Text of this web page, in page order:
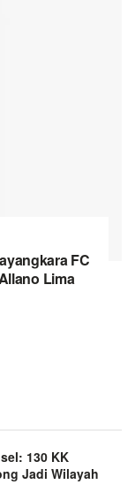
FC
Lima
130 KK
Jadi Wilayah